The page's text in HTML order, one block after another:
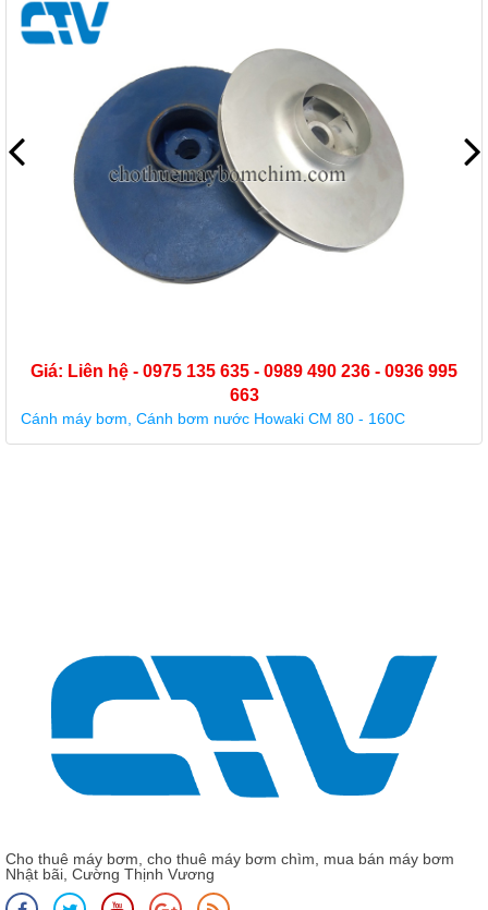
Cho thuê máy bơm, cho thuê máy bơm chìm, mua bán máy bơm
Nhật bãi, Cường Thịnh Vương